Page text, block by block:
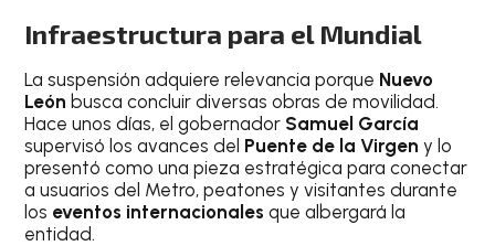
Infraestructura para el Mundial
La suspensión adquiere relevancia porque Nuevo
León busca concluir diversas obras de movilidad.
Hace unos días, el gobernador Samuel García
supervisó los avances del Puente de la Virgen y lo
presentó como una pieza estratégica para conectar
a usuarios del Metro, peatones y visitantes durante
los eventos internacionales que albergará la
entidad.